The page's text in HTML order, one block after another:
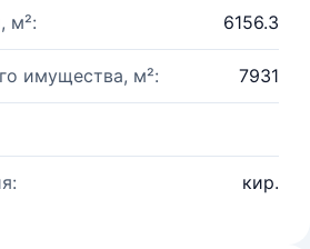
м²: 6156.3
имущества, м²: 7931
кир.